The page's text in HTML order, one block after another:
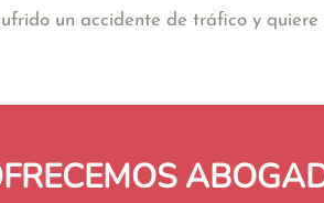
un accidente de tráfico y